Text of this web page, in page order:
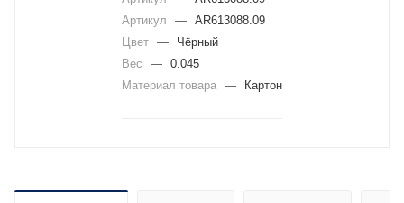
Артикул
— AR613088.09
Цвет —
Чёрный
Вес
— 0.045
Материал товара — Картон